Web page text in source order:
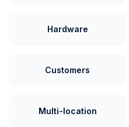
Hardware
Customers
Multi-location